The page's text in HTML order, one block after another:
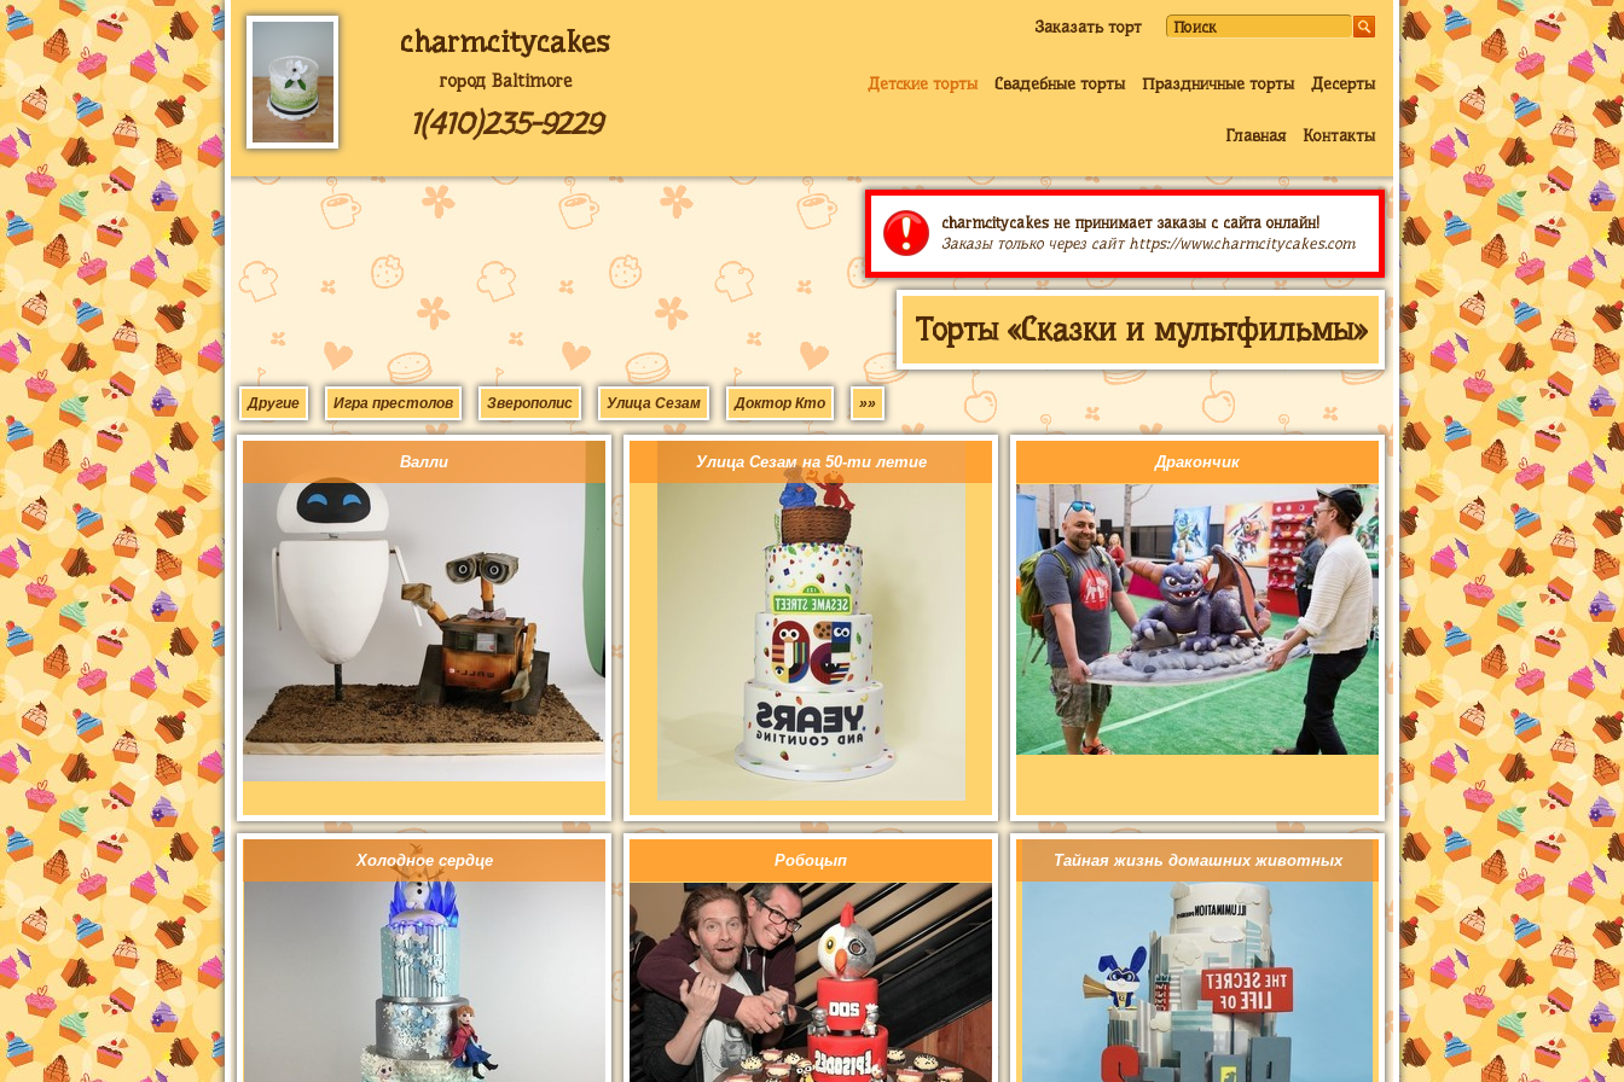
charmcitycakes
город Baltimore
1(410)235-9229
Заказать торт
Детские торты Свадебные торты Праздничные торты Десерты
Главная Контакты
charmcitycakes не принимает заказы с сайта онлайн!
Заказы только через сайт https://www.charmcitycakes.com
Торты «Сказки и мультфильмы»
Другие Игра престолов Зверополис Улица Сезам Доктор Кто »»
Валли Улица Сезам на 50-ти летие Дракончик
Холодное сердце Робоцып Тайная жизнь домашних животных